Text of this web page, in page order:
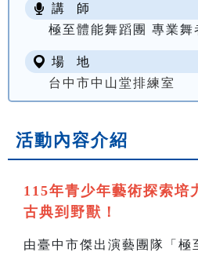
講 師
極至體能舞蹈團 專業舞
場 地
台中市中山堂排練室
活動內容介紹
115年青少年藝術探索培
古典到野獸！
由臺中市傑出演藝團隊「極